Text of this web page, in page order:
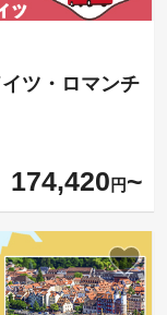
ツ・ロマンチ
174,420 円